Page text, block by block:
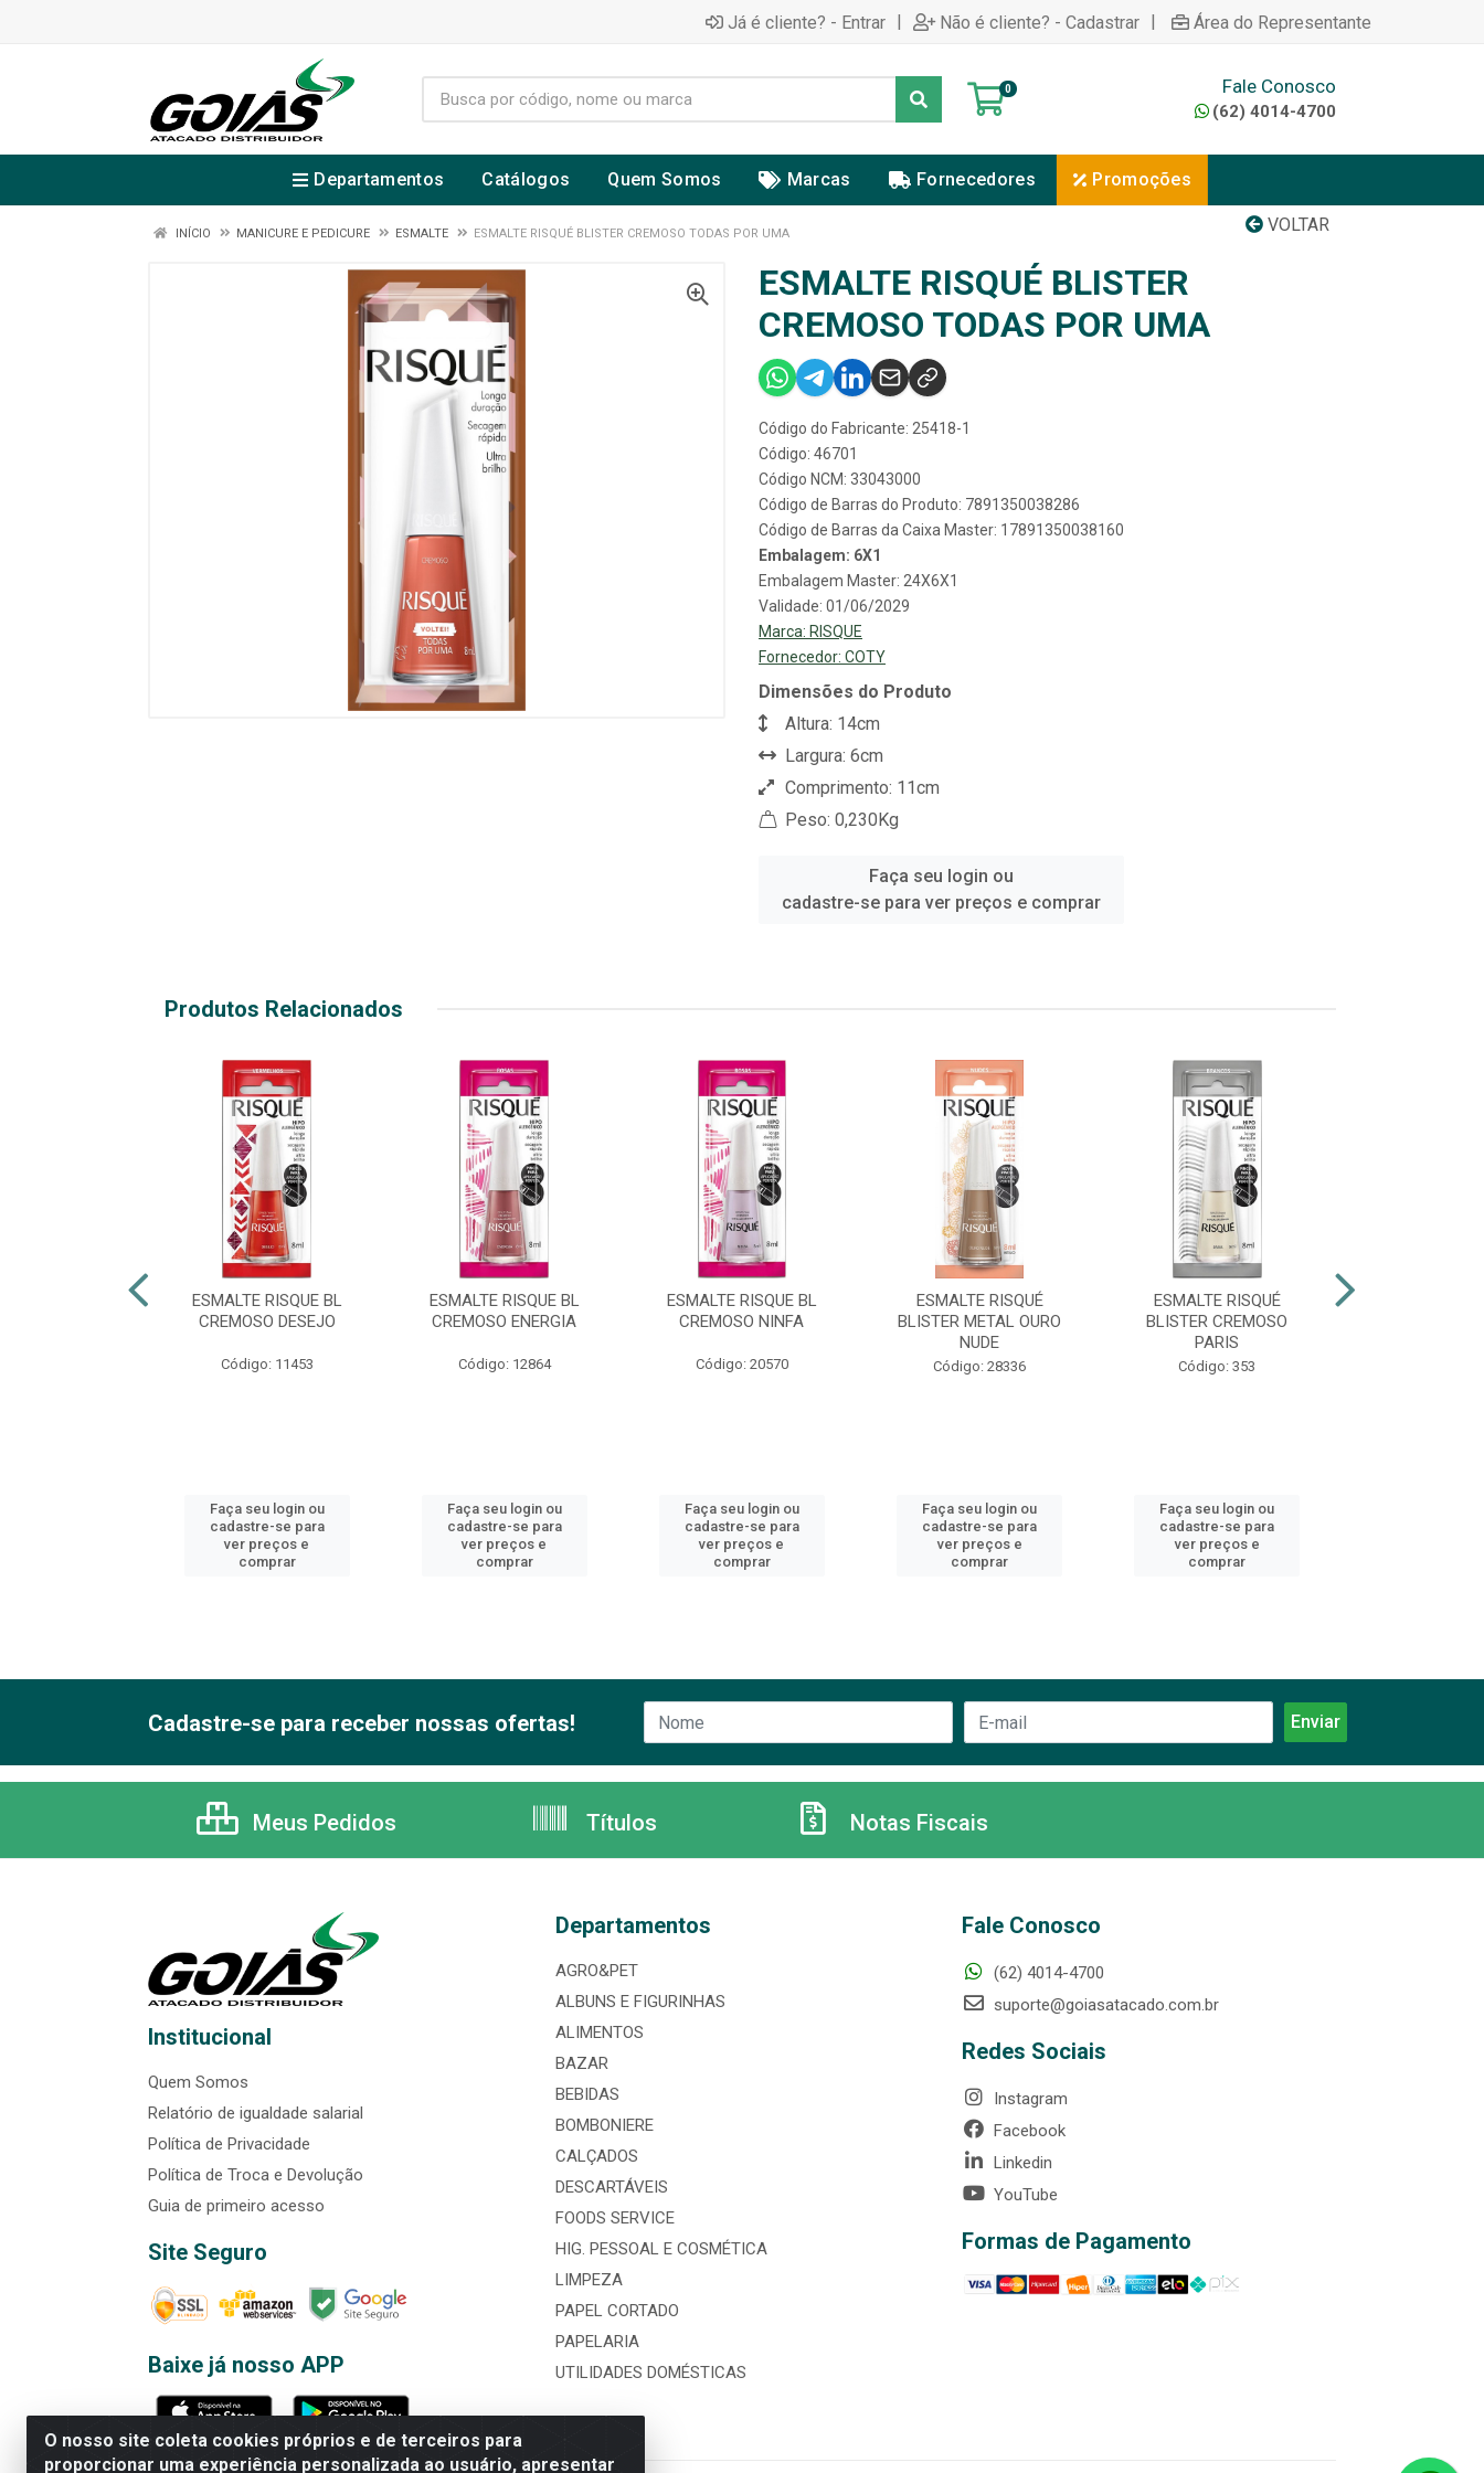
Já é cliente? - Entrar | Não é cliente? - Cadastrar | Área do Representante
0 Fale Conosco
(62) 4014-4700
Departamentos Catálogos Quem Somos Marcas Fornecedores Promoções
VOLTAR
INÍCIO MANICURE E PEDICURE ESMALTE ESMALTE RISQUÉ BLISTER CREMOSO TODAS POR UMA
ESMALTE RISQUÉ BLISTER
CREMOSO TODAS POR UMA
Código do Fabricante: 25418-1
Código: 46701
Código NCM: 33043000
Código de Barras do Produto: 7891350038286
Código de Barras da Caixa Master: 17891350038160
Embalagem: 6X1
Embalagem Master: 24X6X1
Validade: 01/06/2029
Marca: RISQUE
Fornecedor: COTY
Dimensões do Produto
Altura: 14cm
Largura: 6cm
Comprimento: 11cm
Peso: 0,230Kg
Faça seu login ou
cadastre-se para ver preços e comprar
Produtos Relacionados
ESMALTE RISQUE BL
CREMOSO DESEJO
Código: 11453
Faça seu login ou
cadastre-se para
ver preços e
comprar
ESMALTE RISQUE BL
CREMOSO ENERGIA
Código: 12864
Faça seu login ou
cadastre-se para
ver preços e
comprar
ESMALTE RISQUE BL
CREMOSO NINFA
Código: 20570
Faça seu login ou
cadastre-se para
ver preços e
comprar
ESMALTE RISQUÉ
BLISTER METAL OURO
NUDE
Código: 28336
Faça seu login ou
cadastre-se para
ver preços e
comprar
ESMALTE RISQUÉ
BLISTER CREMOSO
PARIS
Código: 353
Faça seu login ou
cadastre-se para
ver preços e
comprar
O nosso site coleta cookies próprios e de terceiros para
proporcionar uma experiência personalizada ao usuário, apresentar
Cadastre-se para receber nossas ofertas!
Meus Pedidos Títulos Notas Fiscais
Institucional
Quem Somos
Relatório de igualdade salarial
Política de Privacidade
Política de Troca e Devolução
Guia de primeiro acesso
Site Seguro
Baixe já nosso APP
Departamentos
AGRO&PET
ALBUNS E FIGURINHAS
ALIMENTOS
BAZAR
BEBIDAS
BOMBONIERE
CALÇADOS
DESCARTÁVEIS
FOODS SERVICE
HIG. PESSOAL E COSMÉTICA
LIMPEZA
PAPEL CORTADO
PAPELARIA
UTILIDADES DOMÉSTICAS
Fale Conosco
(62) 4014-4700
suporte@goiasatacado.com.br
Redes Sociais
Instagram
Facebook
Linkedin
YouTube
Formas de Pagamento